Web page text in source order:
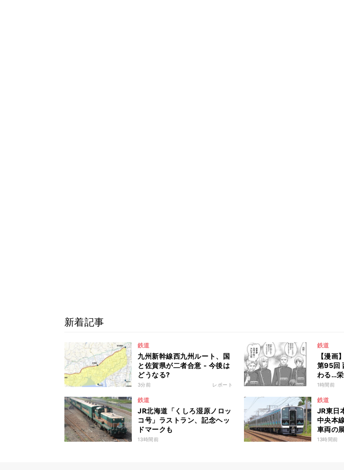
新着記事
鉄道
九州新幹線西九州ルート、国
と佐賀県が二者合意 - 今後は
どうなる?
3分前 レポート
鉄道
【漫
第95回
わる…
「サー
1時間前
鉄道
JR北海道「くしろ湿原ノロッ
コ号」ラストラン、記念ヘッ
ドマークも
13時間前
鉄道
JR東日
中央本
車両の
13時間前